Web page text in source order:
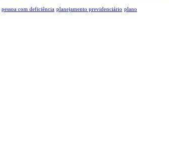
pessoa com deficiência planejamento previdenciário plano